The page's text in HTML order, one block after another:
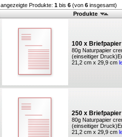
angezeigte Produkte: 1 bis 6 (von 6 insgesamt)
Produkte
100 x
80g Naturpapier
(einseitiger
21,2 cm x 29,9 cm
250 x
80g Naturpapier
(einseitiger
21,2 cm x 29,9 cm